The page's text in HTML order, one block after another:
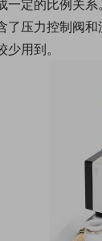
了压力控制阀
用到。